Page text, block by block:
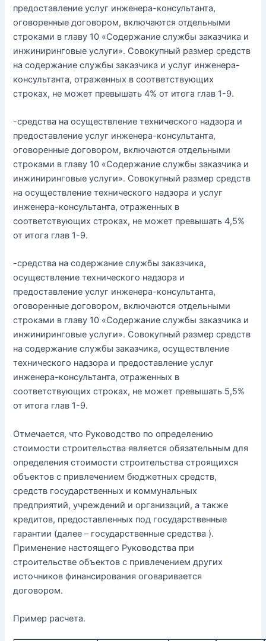
предоставление услуг инженера-консультанта,
оговоренные договором, включаются отдельными
строками в главу 10 «Содержание службы заказчика и
инжиниринговые услуги». Совокупный размер средств
на содержание службы заказчика и услуг инженера-
консультанта, отраженных в соответствующих
строках, не может превышать 4% от итога глав 1-9.
-средства на осуществление технического надзора и
предоставление услуг инженера-консультанта,
оговоренные договором, включаются отдельными
строками в главу 10 «Содержание службы заказчика и
инжиниринговые услуги». Совокупный размер средств
на осуществление технического надзора и услуг
инженера-консультанта, отраженных в
соответствующих строках, не может превышать 4,5%
от итога глав 1-9.
-средства на содержание службы заказчика,
осуществление технического надзора и
предоставление услуг инженера-консультанта,
оговоренные договором, включаются отдельными
строками в главу 10 «Содержание службы заказчика и
инжиниринговые услуги». Совокупный размер средств
на содержание службы заказчика, осуществление
технического надзора и предоставление услуг
инженера-консультанта, отраженных в
соответствующих строках, не может превышать 5,5%
от итога глав 1-9.
Отмечается, что Руководство по определению
стоимости строительства является обязательным для
определения стоимости строительства строящихся
объектов с привлечением бюджетных средств,
средств государственных и коммунальных
предприятий, учреждений и организаций, а также
кредитов, предоставленных под государственные
гарантии (далее – государственные средства ).
Применение настоящего Руководства при
строительстве объектов с привлечением других
источников финансирования оговаривается
договором.
Пример расчета.